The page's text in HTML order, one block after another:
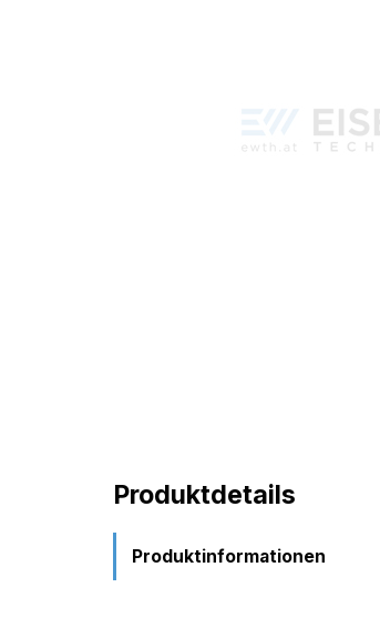
Produktdetails
Produktinformationen